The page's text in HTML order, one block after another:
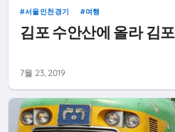
서울인천경기 여행
김포 수안산에 올라 김
7월 23, 2019